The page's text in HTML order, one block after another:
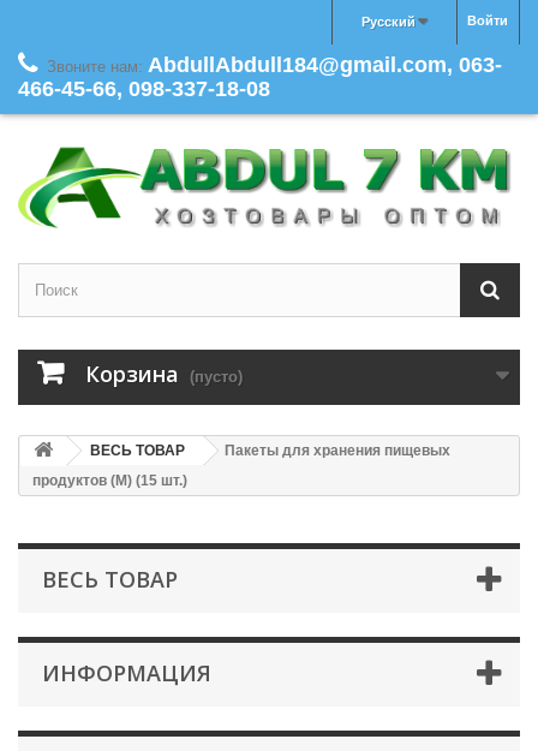
Войти
Русский
Звоните нам: AbdullAbdull184@gmail.com, 063-
466-45-66, 098-337-18-08
Корзина (пусто)
ВЕСЬ ТОВАР
Пакеты для хранения пищевых
продуктов (M) (15 шт.)
ВЕСЬ ТОВАР
ИНФОРМАЦИЯ